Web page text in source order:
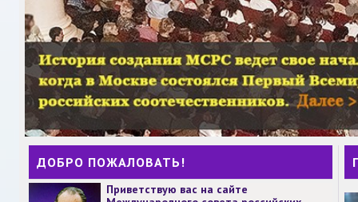
ДОБРО ПОЖАЛОВАТЬ!
Приветствую вас на сайте